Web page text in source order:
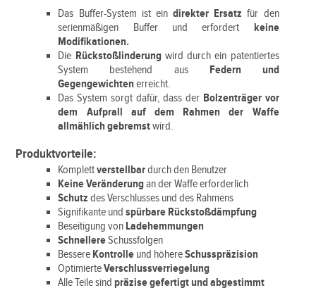
Das Buffer-System ist eindirekter Ersatzfür den
serienmäßigen Buffer und erfordert keine
Modifikationen.
Die Rückstoßlinderungwird durch ein patentiertes
System bestehend aus Federn und
Gegengewichten erreicht.
Das System sorgt dafür, dass der Bolzenträger vor
dem Aufprall auf dem Rahmen der Waffe
allmählich gebremstwird.
Produktvorteile:
Komplettverstellbardurch den Benutzer
Keine Veränderungan der Waffe erforderlich
Schutz des Verschlusses und des Rahmens
Signifikante undspürbare Rückstoßdämpfung
Beseitigung von Ladehemmungen
SchnellereSchussfolgen
Bessere Kontrolle und höhereSchusspräzision
OptimierteVerschlussverriegelung
Alle Teile sind präzise gefertigt und abgestimmt